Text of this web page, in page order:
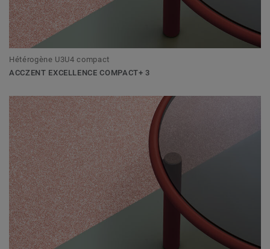
Hétérogène U3U4 compact
ACCZENT EXCELLENCE COMPACT+ 3